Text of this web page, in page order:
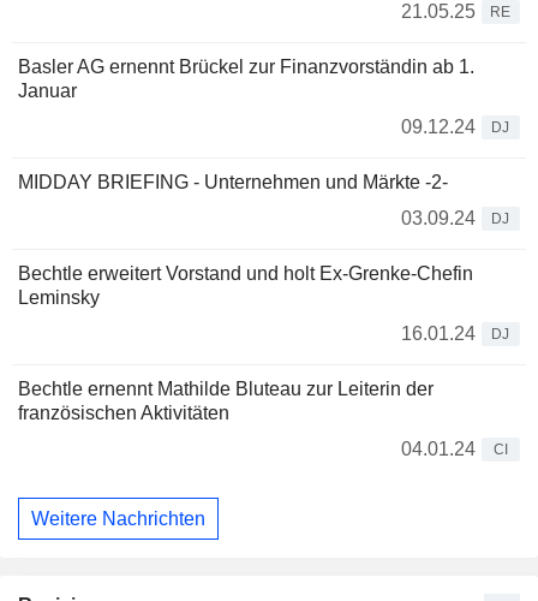
21.05.25
RE
Basler AG ernennt Brückel zur Finanzvorständin ab 1.
Januar
09.12.24
DJ
MIDDAY BRIEFING - Unternehmen und Märkte -2-
03.09.24
DJ
Bechtle erweitert Vorstand und holt Ex-Grenke-Chefin
Leminsky
16.01.24
DJ
Bechtle ernennt Mathilde Bluteau zur Leiterin der
französischen Aktivitäten
04.01.24
CI
Weitere Nachrichten